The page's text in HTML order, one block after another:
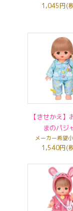
1,045円(
【きせかえ】
まのパジ
メーカー希望
1,540円(